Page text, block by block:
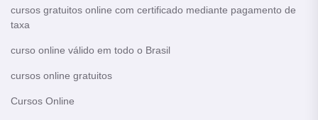
cursos gratuitos online com certificado mediante pagamento de
taxa
curso online válido em todo o Brasil
cursos online gratuitos
Cursos Online